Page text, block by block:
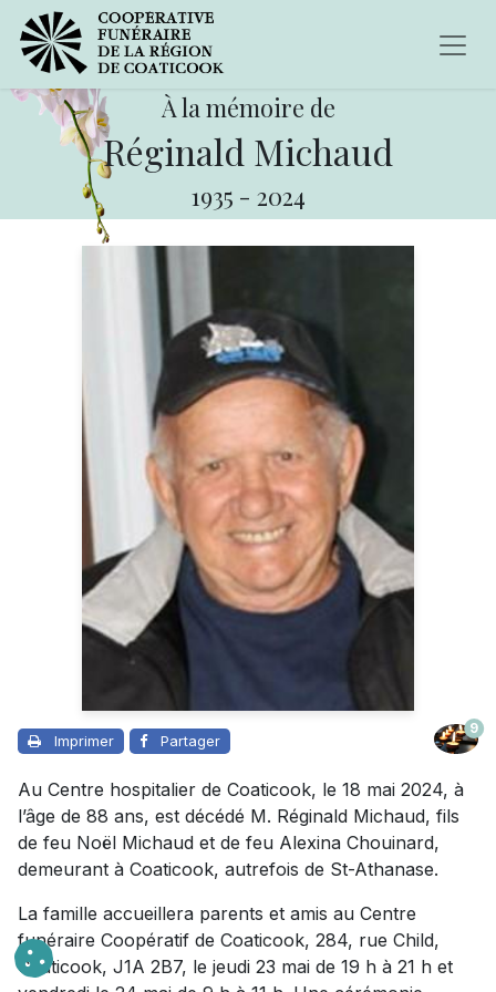
À la mémoire de
Réginald Michaud
1935 - 2024
Imprimer Partager
9
Au Centre hospitalier de Coaticook, le 18 mai 2024, à
l’âge de 88 ans, est décédé M. Réginald Michaud, fils
de feu Noël Michaud et de feu Alexina Chouinard,
demeurant à Coaticook, autrefois de St-Athanase.
La famille accueillera parents et amis au Centre
funéraire Coopératif de Coaticook, 284, rue Child,
Coaticook, J1A 2B7, le jeudi 23 mai de 19 h à 21 h et